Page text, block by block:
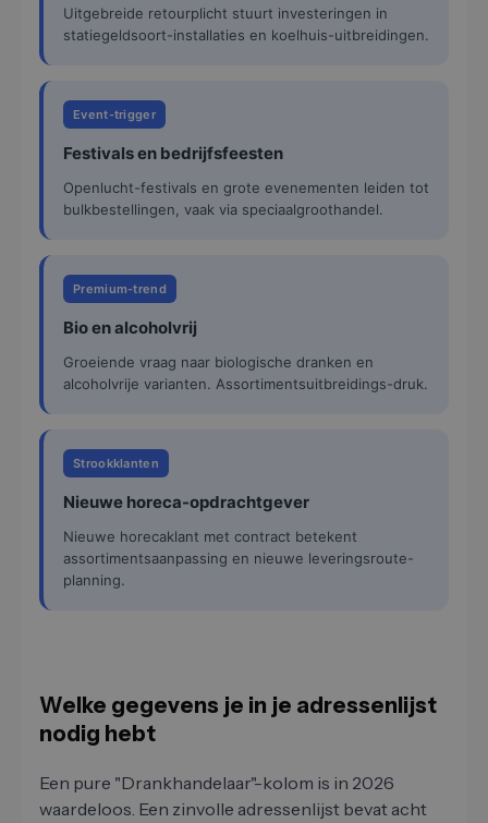
Uitgebreide retourplicht stuurt investeringen in
statiegeldsoort-installaties en koelhuis-uitbreidingen.
Event-trigger
Festivals en bedrijfsfeesten
Openlucht-festivals en grote evenementen leiden tot
bulkbestellingen, vaak via speciaalgroothandel.
Premium-trend
Bio en alcoholvrij
Groeiende vraag naar biologische dranken en
alcoholvrije varianten. Assortimentsuitbreidings-druk.
Strookklanten
Nieuwe horeca-opdrachtgever
Nieuwe horecaklant met contract betekent
assortimentsaanpassing en nieuwe leveringsroute-
planning.
Welke gegevens je in je adressenlijst
nodig hebt
Een pure "Drankhandelaar"-kolom is in 2026
waardeloos. Een zinvolle adressenlijst bevat acht